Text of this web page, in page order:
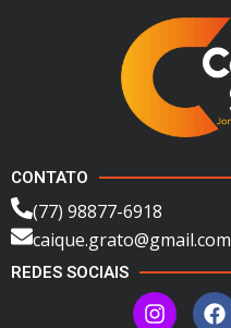
CONTATO
(77) 98877-6918
caique.grato@gmail.com
REDES SOCIAIS